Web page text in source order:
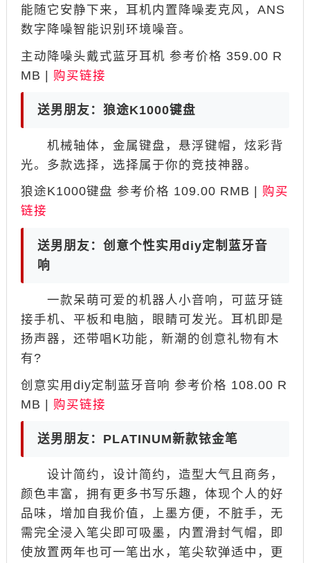
能随它安静下来，耳机内置降噪麦克风，ANS
数字降噪智能识别环境噪音。
主动降噪头戴式蓝牙耳机 参考价格 359.00 R
MB | 购买链接
送男朋友：狼途K1000键盘
机械轴体，金属键盘，悬浮键帽，炫彩背
光。多款选择，选择属于你的竞技神器。
狼途K1000键盘 参考价格 109.00 RMB | 购买
链接
送男朋友：创意个性实用diy定制蓝牙音
响
一款呆萌可爱的机器人小音响，可蓝牙链
接手机、平板和电脑，眼睛可发光。耳机即是
扬声器，还带唱K功能，新潮的创意礼物有木
有?
创意实用diy定制蓝牙音响 参考价格 108.00 R
MB | 购买链接
送男朋友：PLATINUM新款铱金笔
设计简约，设计简约，造型大气且商务，
颜色丰富，拥有更多书写乐趣，体现个人的好
品味，增加自我价值，上墨方便，不脏手，无
需完全浸入笔尖即可吸墨，内置滑封气帽，即
使放置两年也可一笔出水，笔尖软弹适中，更